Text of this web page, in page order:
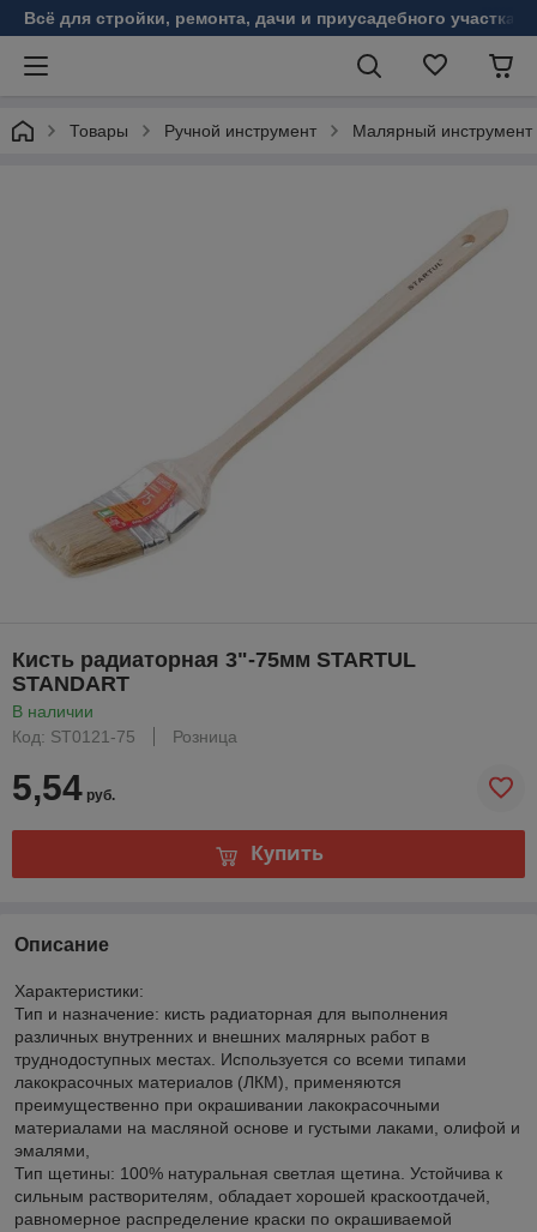
Всё для стройки, ремонта, дачи и приусадебного участка!
Товары Ручной инструмент Малярный инструмент
Кисть радиаторная 3"-75мм STARTUL
STANDART
В наличии
Код: ST0121-75
Розница
5,54 руб.
Купить
Описание
Характеристики:
Тип и назначение: кисть радиаторная для выполнения
различных внутренних и внешних малярных работ в
труднодоступных местах. Используется со всеми типами
лакокрасочных материалов (ЛКМ), применяются
преимущественно при окрашивании лакокрасочными
материалами на масляной основе и густыми лаками, олифой и
эмалями,
Тип щетины: 100% натуральная светлая щетина. Устойчива к
сильным растворителям, обладает хорошей краскоотдачей,
равномерное распределение краски по окрашиваемой